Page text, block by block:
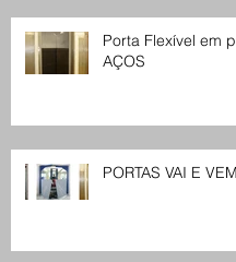
Porta Flexível em
AÇOS
PORTAS VAI E